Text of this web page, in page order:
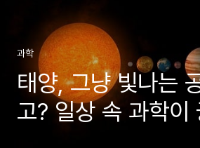
과학
태양, 그냥 빛나는
고? 일상 속 과학이